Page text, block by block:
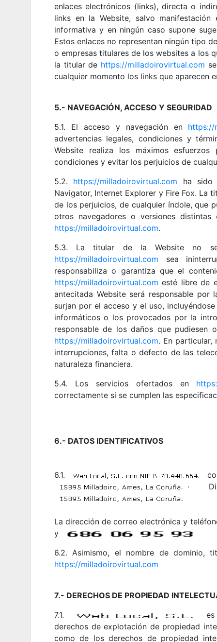
enlaces electrónicos (links), directa o
links en la Website, salvo
informativa y en ningún caso supone
Estos enlaces no representan ningún tipo
o empresas titulares de los websites a los
la titular de https://milladoirovirtual.com
cualquier momento los links que aparecen
5.- NAVEGACIÓN, ACCESO Y SEGURIDAD
5.1. El acceso y navegación en https://
advertencias legales, condiciones y
Website realiza los máximos
condiciones y evitar los perjuicios de
5.2. https://milladoirovirtual.com ha sido
Navigator, Internet Explorer y Fire Fox. La
de los perjuicios, de cualquier índole, que
otros navegadores o versiones
https://milladoirovirtual.com.
5.3. La titular de la Website no
https://milladoirovirtual.com sea
responsabiliza o garantiza que el
https://milladoirovirtual.com esté libre de
antecitada Website será responsable
surjan por el acceso y el uso,
informáticos o los provocados por la
responsable de los daños que pudiesen
https://milladoirovirtual.com. En particular,
interrupciones, falta o defecto de las
naturaleza financiera.
5.4. Los servicios ofertados en
correctamente si se cumplen las
6.- DATOS IDENTIFICATIVOS
6.1.
·
La dirección de correo electrónica y
y
6.2. Asimismo, el nombre de dominio,
https://milladoirovirtual.com
7.- DERECHOS DE PROPIEDAD
7.1.
derechos de explotación de propiedad
como de los derechos de propiedad